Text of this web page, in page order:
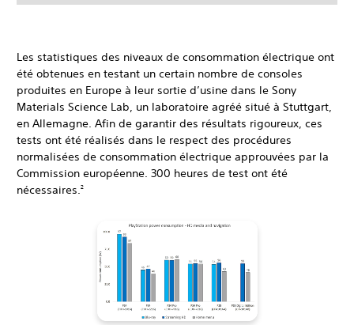
Les statistiques des niveaux de consommation électrique ont
été obtenues en testant un certain nombre de consoles
produites en Europe à leur sortie d’usine dans le Sony
Materials Science Lab, un laboratoire agréé situé à Stuttgart,
en Allemagne. Afin de garantir des résultats rigoureux, ces
tests ont été réalisés dans le respect des procédures
normalisées de consommation électrique approuvées par la
Commission européenne. 300 heures de test ont été
nécessaires.2